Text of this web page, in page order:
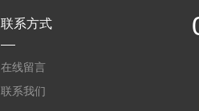
联系方式
在线留言
联系我们